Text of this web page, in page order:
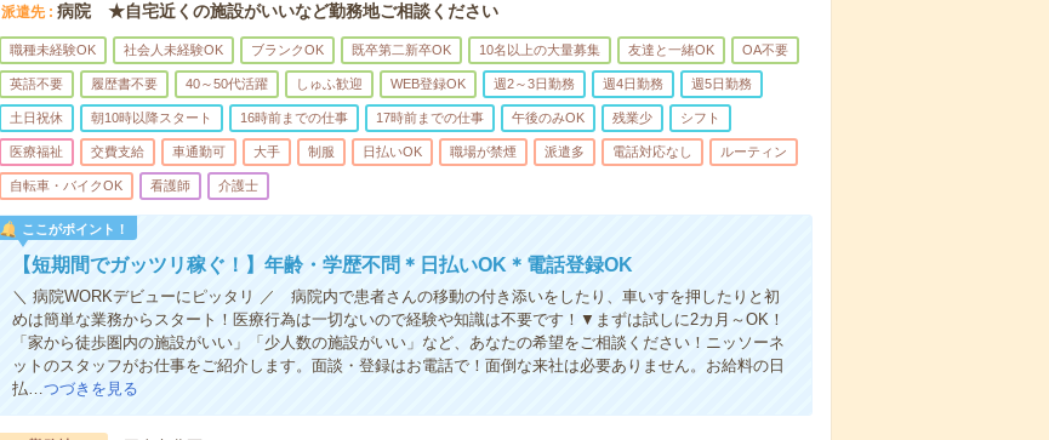
派遣先 病院 ★自宅近くの施設がいいなど勤務地ご相談ください
職種未経験OK 社会人未経験OK ブランクOK 既卒第二新卒OK 10名以上の大量募集 友達と一緒OK OA不要
英語不要 履歴書不要 40～50代活躍 しゅふ歓迎 WEB登録OK 週2～3日勤務 週4日勤務 週5日勤務
土日祝休 朝10時以降スタート 16時前までの仕事 17時前までの仕事 午後のみOK 残業少 シフト
医療福祉 交費支給 車通勤可 大手 制服 日払いOK 職場が禁煙 派遣多 電話対応なし ルーティン
自転車・バイクOK 看護師 介護士
ここがポイント！
【短期間でガッツリ稼ぐ！】年齢・学歴不問＊日払いOK＊電話登録OK
＼ 病院WORKデビューにピッタリ ／ 病院内で患者さんの移動の付き添いをしたり、車いすを押したりと初
めは簡単な業務からスタート！医療行為は一切ないので経験や知識は不要です！▼まずは試しに2カ月～OK！
「家から徒歩圏内の施設がいい」「少人数の施設がいい」など、あなたの希望をご相談ください！ニッソーネ
ットのスタッフがお仕事をご紹介します。面談・登録はお電話で！面倒な来社は必要ありません。お給料の日
払…つづきを見る